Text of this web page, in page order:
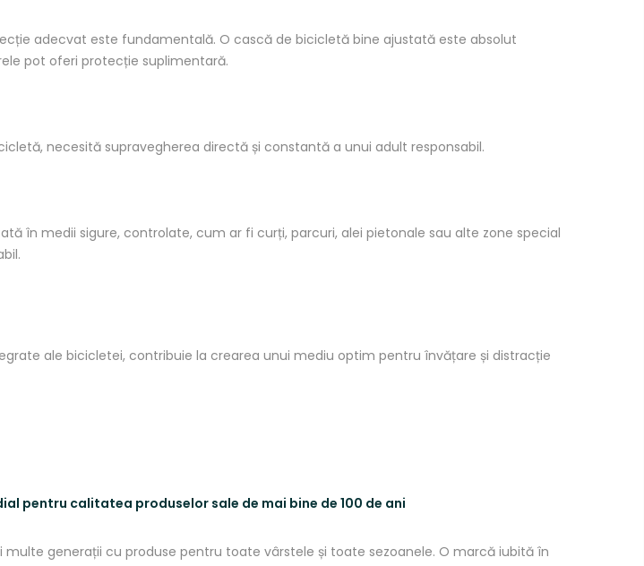
adecvat este fundamentală. O cască de bicicletă bine ajustată este absolut
pot oferi protecție suplimentară.
necesită supravegherea directă și constantă a unui adult responsabil.
în medii sigure, controlate, cum ar fi curți, parcuri, alei pietonale sau alte zone special
ale bicicletei, contribuie la crearea unui mediu optim pentru învățare și distracție
pentru calitatea produselor sale de mai bine de 100 de ani
multe generații cu produse pentru toate vârstele și toate sezoanele. O marcă iubită în